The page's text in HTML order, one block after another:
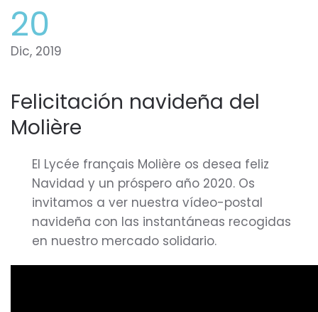
20
Dic, 2019
Felicitación navideña del
Molière
El Lycée français Molière os desea feliz
Navidad y un próspero año 2020. Os
invitamos a ver nuestra vídeo-postal
navideña con las instantáneas recogidas
en nuestro mercado solidario.